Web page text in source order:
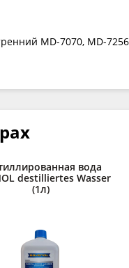
MD-7070, MD-
вода
destilliertes Wasser
(1л)